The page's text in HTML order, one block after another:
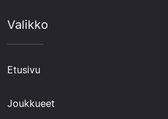
Valikko
Etusivu
Joukkueet